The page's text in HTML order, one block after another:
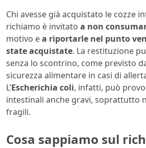
Chi avesse già acquistato le cozze
richiamo è invitato a non
motivo ea riportarle nel punto
state acquistate. La restituzione
senza lo scontrino, come previsto
sicurezza alimentare in casi di
L’Escherichia coli, infatti, può
intestinali anche gravi, soprattutto
fragili.
Cosa sappiamo sul